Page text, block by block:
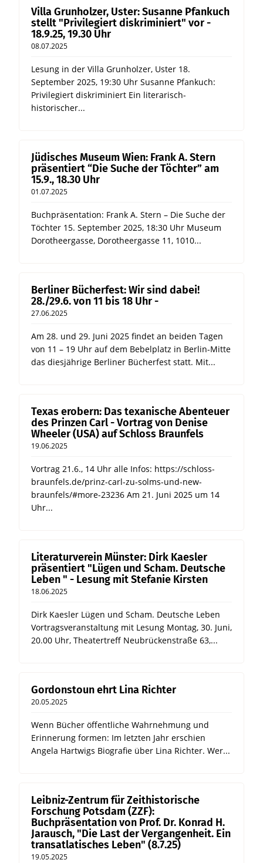
Villa Grunholzer, Uster: Susanne Pfankuch
stellt "Privilegiert diskriminiert" vor -
18.9.25, 19.30 Uhr
08.07.2025
Lesung in der Villa Grunholzer, Uster 18.
September 2025, 19:30 Uhr Susanne Pfankuch:
Privilegiert diskriminiert Ein literarisch-
historischer...
Jüdisches Museum Wien: Frank A. Stern
präsentiert “Die Suche der Töchter” am
15.9., 18.30 Uhr
01.07.2025
Buchpräsentation: Frank A. Stern – Die Suche der
Töchter 15. September 2025, 18:30 Uhr Museum
Dorotheergasse, Dorotheergasse 11, 1010...
Berliner Bücherfest: Wir sind dabei!
28./29.6. von 11 bis 18 Uhr -
27.06.2025
Am 28. und 29. Juni 2025 findet an beiden Tagen
von 11 – 19 Uhr auf dem Bebelplatz in Berlin-Mitte
das diesjährige Berliner Bücherfest statt. Mit...
Texas erobern: Das texanische Abenteuer
des Prinzen Carl - Vortrag von Denise
Wheeler (USA) auf Schloss Braunfels
19.06.2025
Vortrag 21.6., 14 Uhr alle Infos: https://schloss-
braunfels.de/prinz-carl-zu-solms-und-new-
braunfels/#more-23236 Am 21. Juni 2025 um 14
Uhr...
Literaturverein Münster: Dirk Kaesler
präsentiert "Lügen und Scham. Deutsche
Leben " - Lesung mit Stefanie Kirsten
18.06.2025
Dirk Kaesler Lügen und Scham. Deutsche Leben
Vortragsveranstaltung mit Lesung Montag, 30. Juni,
20.00 Uhr, Theatertreff Neubrückenstraße 63,...
Gordonstoun ehrt Lina Richter
20.05.2025
Wenn Bücher öffentliche Wahrnehmung und
Erinnerung formen: Im letzten Jahr erschien
Angela Hartwigs Biografie über Lina Richter. Wer...
Leibniz-Zentrum für Zeithistorische
Forschung Potsdam (ZZF):
Buchpräsentation von Prof. Dr. Konrad H.
Jarausch, "Die Last der Vergangenheit. Ein
transatlatisches Leben" (8.7.25)
19.05.2025